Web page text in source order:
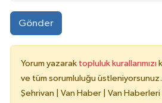
Gönder
Yorum yazarak topluluk kurallarımızı
ve tüm sorumluluğu üstleniyorsunuz.
Şehrivan | Van Haber | Van Haberleri